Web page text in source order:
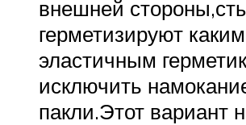
внешней
герметизируют
эластичным
исключить
пакли.Этот вариант